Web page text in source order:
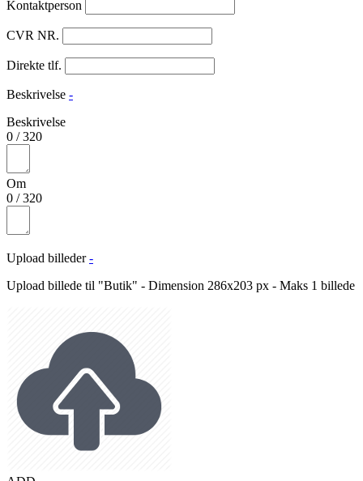
Kontaktperson
CVR NR.
Direkte tlf.
Beskrivelse -
Beskrivelse
0 /320
Om
0 /320
Upload billeder -
Upload billede til "Butik" - Dimension 286x203 px - Maks 1 billede